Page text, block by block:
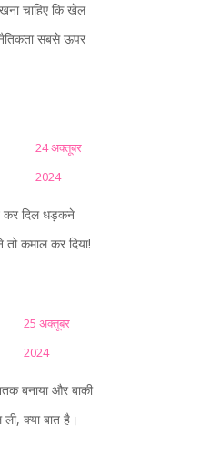
चाहिए कि खेल
सबसे ऊपर
24 अक्तूबर
2024
कर दिल धड़कने
कमाल कर दिया!
25 अक्तूबर
2024
बनाया और बाकी
क्या बात है।